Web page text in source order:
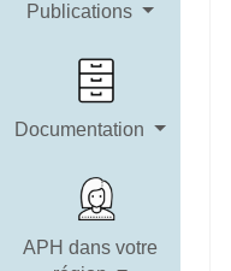
Publications
Documentation
APH dans votre